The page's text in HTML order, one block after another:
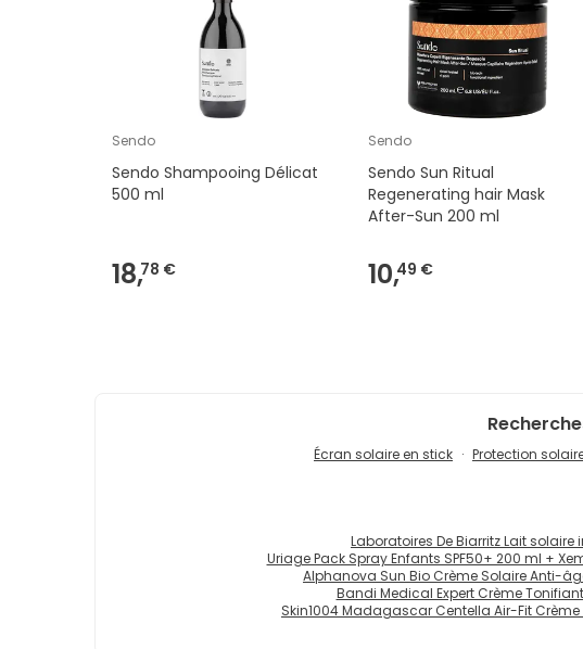
Sendo
Sendo Shampooing Délicat
500 ml
18,78 €
Sendo
Sendo Sun Ritual
Regenerating hair Mask
After-Sun 200 ml
10,49 €
Écran solaire en stick Protection
Laboratoires De Biarritz Lait solaire
Uriage Pack Spray Enfants SPF50+ 200 ml +
Alphanova Sun Bio Crème Solaire Anti-
Bandi Medical Expert Crème
Skin1004 Madagascar Centella Air-Fit Crème